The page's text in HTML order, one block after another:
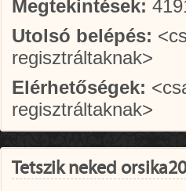
Megtekintések:
Utolsó belépés:
regisztráltaknak>
Elérhetőségek:
regisztráltaknak>
Tetszik neked